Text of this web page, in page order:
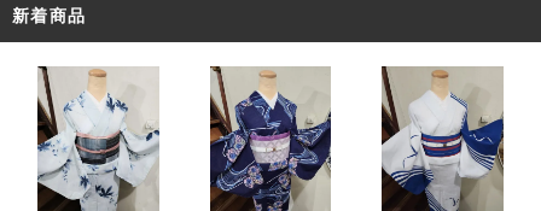
新着商品